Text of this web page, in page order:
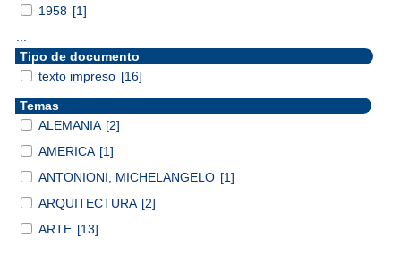
1958 [1]
Tipo de documento
texto impreso [16]
Temas
ALEMANIA [2]
AMERICA [1]
ANTONIONI, MICHELANGELO [1]
ARQUITECTURA [2]
ARTE [13]